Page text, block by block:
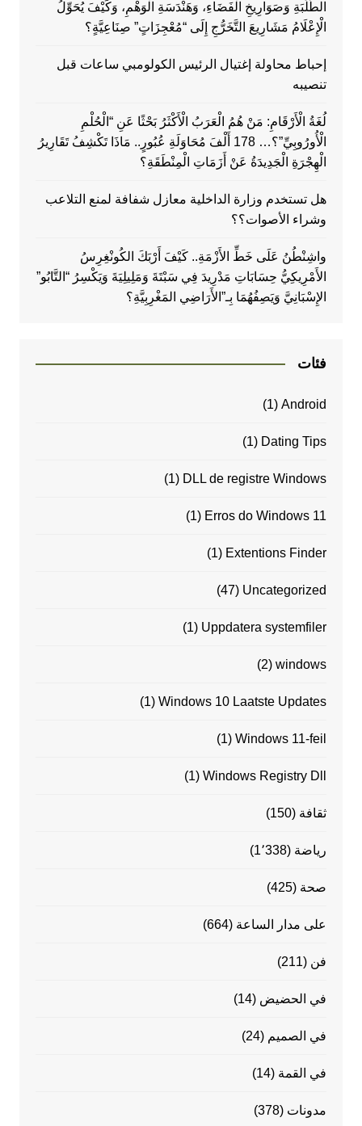
الطَّلَبَةِ وَصَوَارِيخِ الْفَضَاءِ، وَهَنْدَسَةِ الْوَهْمِ، وَكَيْفَ يُحَوِّلُ
الْإِعْلَامُ مَشَارِيعَ التَّخَرُّجِ إِلَى “مُعْجِزَاتٍ” صِنَاعِيَّةٍ؟
إحباط محاولة إغتيال الرئيس الكولومبي ساعات قبل
تنصيبه
لُغَةُ الْأَرْقَامِ: مَنْ هُمُ الْعَرَبُ الْأَكْثَرُ بَحْثًا عَنِ “الْحُلْمِ
الْأُورُوبِيِّ”؟… 178 أَلْفَ مُحَاوَلَةِ عُبُورٍ.. مَاذَا تَكْشِفُ تَقَارِيرُ
الْهِجْرَةِ الْجَدِيدَةُ عَنْ أَزَمَاتِ الْمِنْطَقَةِ؟
هل تستخدم وزارة الداخلية معازل شفافة لمنع التلاعب
وشراء الأصوات؟؟
واشِنْطُنُ عَلَى خَطِّ الأَزْمَةِ.. كَيْفَ أَرْبَكَ الكُونْغِرِسُ
الأَمْرِيكِيُّ حِسَابَاتِ مَدْرِيدَ فِي سَبْتَةَ وَمَلِيلِيَةَ وَيَكْسِرُ “التَّابُو”
الإِسْبَانِيَّ وَيَصِفُهُمَا بِـ”الأَرَاضِي المَغْرِبِيَّةِ؟
فئات
Android
(1)
Dating Tips
(1)
DLL de registre Windows
(1)
Erros do Windows 11
(1)
Extentions Finder
(1)
Uncategorized
(47)
Uppdatera systemfiler
(1)
windows
(2)
Windows 10 Laatste Updates
(1)
Windows 11-feil
(1)
Windows Registry Dll
(1)
ثقافة (150)
رياضة (1٬338)
صحة (425)
على مدار الساعة (664)
فن (211)
في الحضيض (14)
في الصميم (24)
في القمة (14)
مدونات (378)